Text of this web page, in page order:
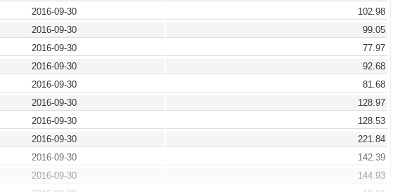
2016-09-30
102.98
2016-09-30
99.05
2016-09-30
77.97
2016-09-30
92.68
2016-09-30
81.68
2016-09-30
128.97
2016-09-30
128.53
2016-09-30
221.84
2016-09-30
142.39
2016-09-30
144.93